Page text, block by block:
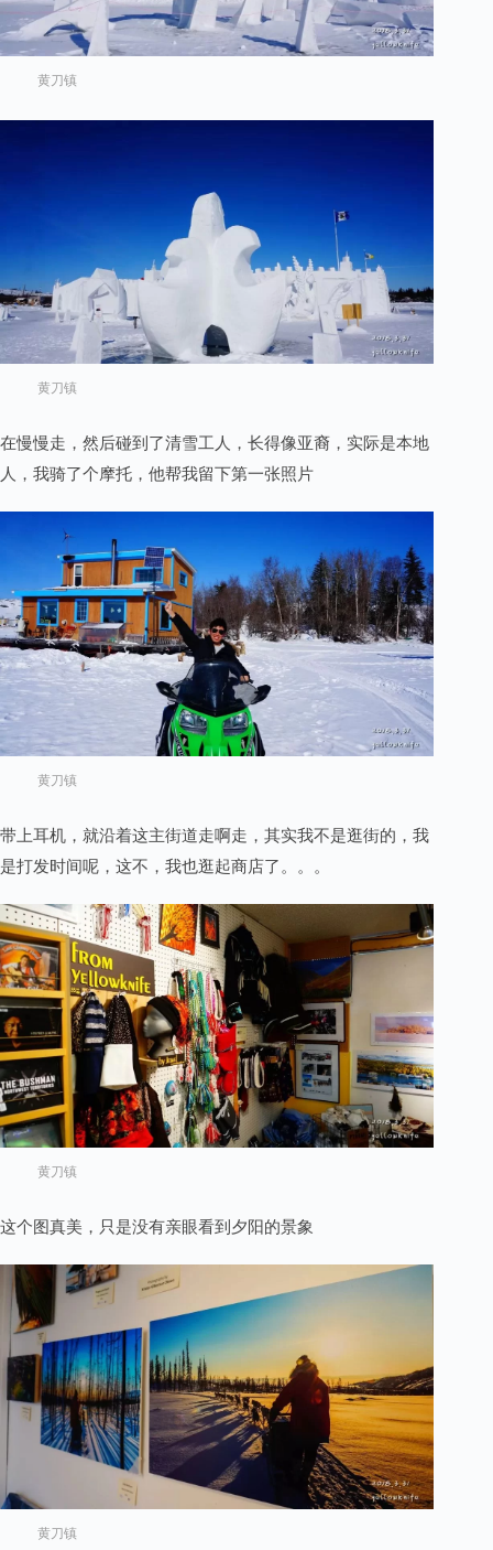
黄刀镇
黄刀镇
在慢慢走，然后碰到了清雪工人，长得像亚裔，实际是本地
人，我骑了个摩托，他帮我留下第一张照片
黄刀镇
带上耳机，就沿着这主街道走啊走，其实我不是逛街的，我
是打发时间呢，这不，我也逛起商店了。。。
黄刀镇
这个图真美，只是没有亲眼看到夕阳的景象
黄刀镇